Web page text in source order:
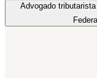
Advogado